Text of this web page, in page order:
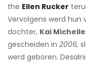
the Ellen Rucker
Vervolgens werd
dochter, Kai
gescheiden in 2006,
werd geboren.